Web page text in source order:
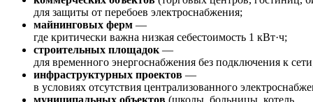
для защиты от перебоев электроснабжения;
майнинговых ферм —
где критически важна низкая себестоимость 1 кВт·ч;
строительных площадок—
для временного энергоснабжения без подключения к
инфраструктурных проектов —
в условиях отсутствия централизованного